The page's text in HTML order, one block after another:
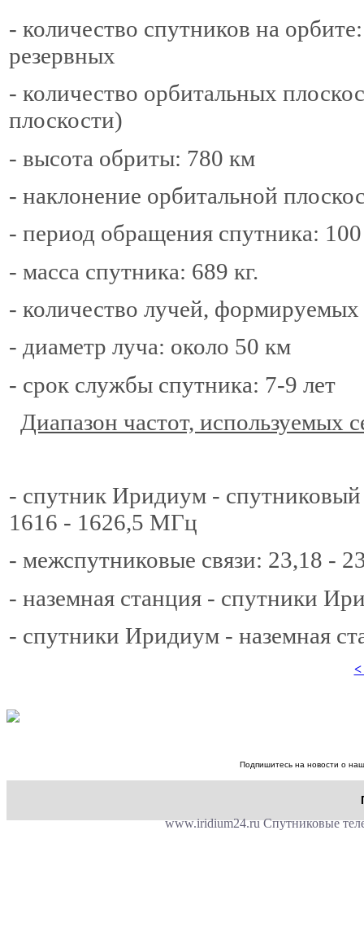
- количество спутников на
резервных
- количество орбитальных
плоскости)
- высота обриты: 780 км
- наклонение орбитальной
- период обращения спутника:
- масса спутника: 689 кг.
- количество лучей,
- диаметр луча: около 50 км
- срок службы спутника: 7-9 лет
Диапазон частот, используемых
- спутник Иридиум -
1616 - 1626,5 МГц
- межспутниковые связи: 23,18 -
- наземная станция - спутники
- спутники Иридиум - наземная
Подпишитесь на новости о
www.iridium24.ru Спутниковые